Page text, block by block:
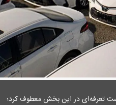
تعرفه‌ای در این بخش معطوف کرد؛